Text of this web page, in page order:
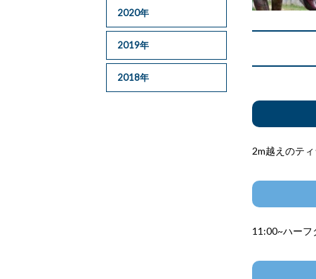
2020年
2019年
2018年
2m越えのテ
11:00~ハーフ